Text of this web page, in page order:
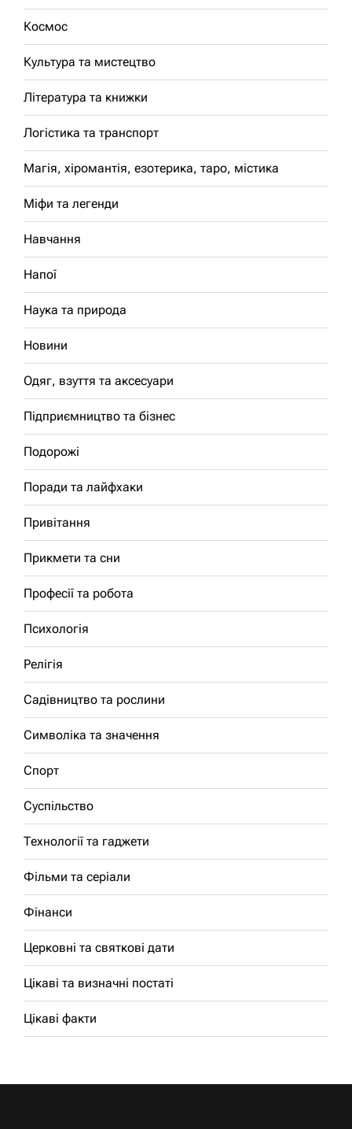
Космос
Культура та мистецтво
Література та книжки
Логістика та транспорт
Магія, хіромантія, езотерика, таро, містика
Міфи та легенди
Навчання
Напої
Наука та природа
Новини
Одяг, взуття та аксесуари
Підприємництво та бізнес
Подорожі
Поради та лайфхаки
Привітання
Прикмети та сни
Професії та робота
Психологія
Релігія
Садівництво та рослини
Символіка та значення
Спорт
Суспільство
Технології та гаджети
Фільми та серіали
Фінанси
Церковні та святкові дати
Цікаві та визначні постаті
Цікаві факти